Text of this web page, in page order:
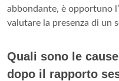
abbondante, è opportuno
valutare la presenza di un
Quali sono le
dopo il rapporto